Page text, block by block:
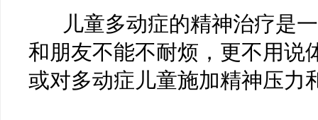
儿童多动症的精神治疗是一
和朋友不能不耐烦，更不用说
或对多动症儿童施加精神压力